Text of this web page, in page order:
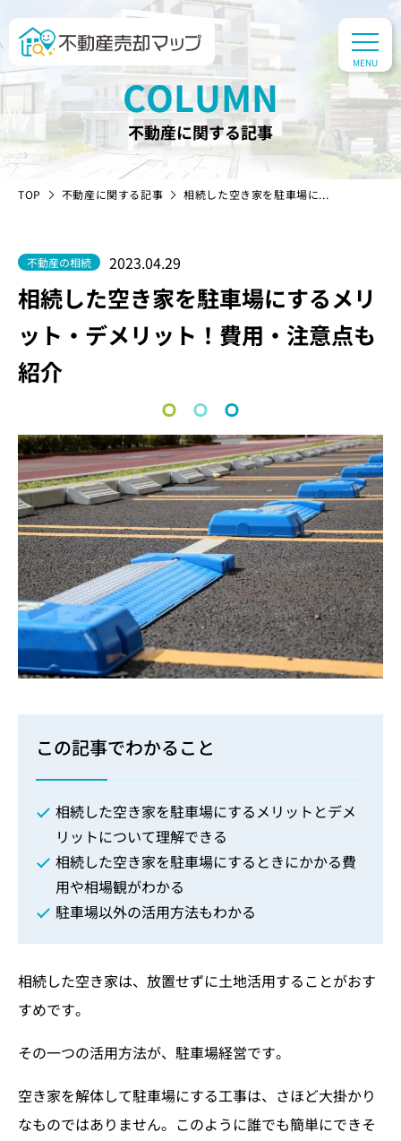
COLUMN
不動産に関する記事
TOP 不動産に関する記事 相続した空き家を駐車場に...
相続した空き家を駐車場にするメリ
ット・デメリット！費用・注意点も
紹介
不動産の相続 2023.04.29
この記事でわかること
相続した空き家を駐車場にするメリットとデメ
リットについて理解できる
相続した空き家を駐車場にするときにかかる費
用や相場観がわかる
駐車場以外の活用方法もわかる
相続した空き家は、放置せずに土地活用することがおす
すめです。
その一つの活用方法が、駐車場経営です。
空き家を解体して駐車場にする工事は、さほど大掛かり
なものではありません。このように誰でも簡単にできそ